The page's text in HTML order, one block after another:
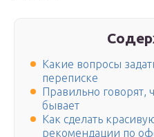
Какие вопросы
переписке
Правильно говорят,
бывает
Как сделать
рекомендации по